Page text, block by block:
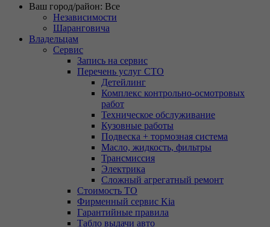
Ваш город/район: Все
Независимости
Шаранговича
Владельцам
Сервис
Запись на сервис
Перечень услуг СТО
Детейлинг
Комплекс контрольно-осмотровых
работ
Техническое обслуживание
Кузовные работы
Подвеска + тормозная система
Масло, жидкость, фильтры
Трансмиссия
Электрика
Сложный агрегатный ремонт
Стоимость ТО
Фирменный сервис Kia
Гарантийные правила
Табло выдачи авто